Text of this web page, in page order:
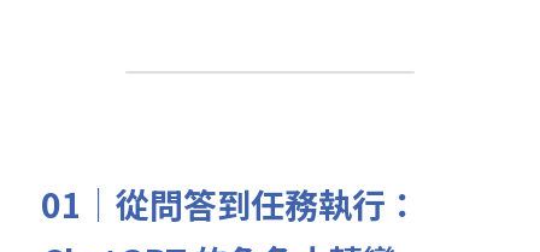
01｜ 從問答到任務執行：